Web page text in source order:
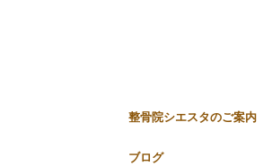
整骨院シエスタのご案内
ブログ